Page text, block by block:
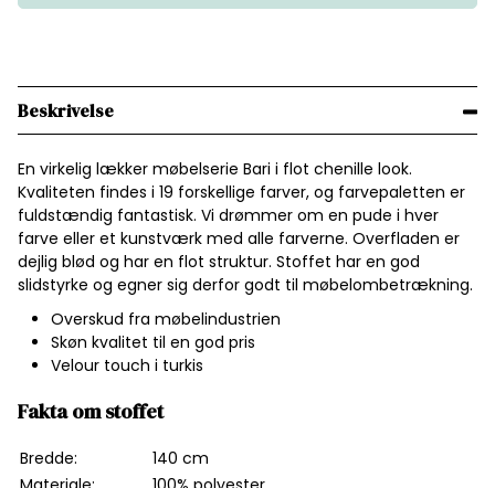
Beskrivelse
En virkelig lækker møbelserie Bari i flot chenille look.
Kvaliteten findes i 19 forskellige farver, og farvepaletten er
fuldstændig fantastisk. Vi drømmer om en pude i hver
farve eller et kunstværk med alle farverne. Overfladen er
dejlig blød og har en flot struktur. Stoffet har en god
slidstyrke og egner sig derfor godt til møbelombetrækning.
Overskud fra møbelindustrien
Skøn kvalitet til en god pris
Velour touch i turkis
Fakta om stoffet
Bredde:
140 cm